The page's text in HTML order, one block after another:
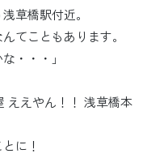
草橋駅付近。
てこともあります。
・・・」
ええやん！！ 浅草橋本
に！